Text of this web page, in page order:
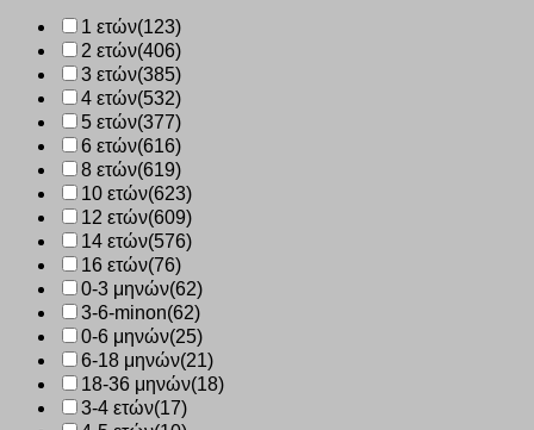
2564122
ποσότητα
1 ετών(123)
2 ετών(406)
3 ετών(385)
4 ετών(532)
5 ετών(377)
6 ετών(616)
8 ετών(619)
10 ετών(623)
12 ετών(609)
14 ετών(576)
16 ετών(76)
0-3 μηνών(62)
3-6-minon(62)
0-6 μηνών(25)
6-18 μηνών(21)
18-36 μηνών(18)
3-4 ετών(17)